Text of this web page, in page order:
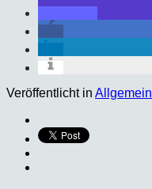
Veröffentlicht in Allgemein